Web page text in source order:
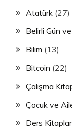
Atatürk (27)
Belirli Gün
Bilim (13)
Bitcoin (22)
Çalışma
Çocuk ve
Ders